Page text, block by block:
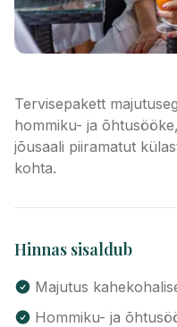
Tervisepakett
hommiku- ja
jõusaali piiramatut
kohta.
Hinnas sisaldub
Majutus
Hommiku- ja